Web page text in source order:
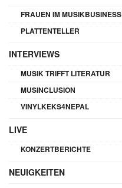
FRAUEN IM MUSIKBUSINESS
PLATTENTELLER
INTERVIEWS
MUSIK TRIFFT LITERATUR
MUSINCLUSION
VINYLKEKS4NEPAL
LIVE
KONZERTBERICHTE
NEUIGKEITEN